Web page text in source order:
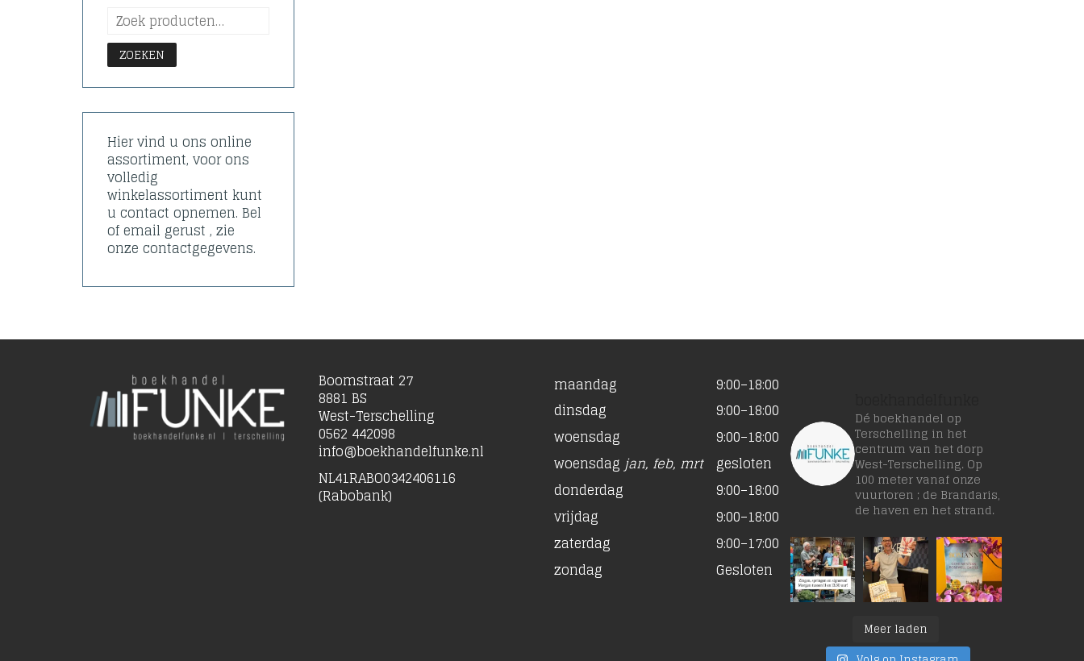
ZOEKEN
Hier vind u ons online
assortiment, voor ons
volledig
winkelassortiment kunt
u contact opnemen. Bel
of email gerust , zie
onze contactgegevens.
Boomstraat 27
8881 BS
West-Terschelling
0562 442098
info@boekhandelfunke.nl
NL41RABO0342406116
(Rabobank)
maandag
9:00–18:00
dinsdag
9:00–18:00
woensdag
9:00–18:00
woensdag jan, feb, mrt
gesloten
donderdag
9:00–18:00
vrijdag
9:00–18:00
zaterdag
9:00–17:00
zondag
Gesloten
Dé boekhandel op
Terschelling in het
centrum van het dorp
West-Terschelling. Op
100 meter vanaf onze
vuurtoren ; de Brandaris,
de haven en het strand.
Meer laden